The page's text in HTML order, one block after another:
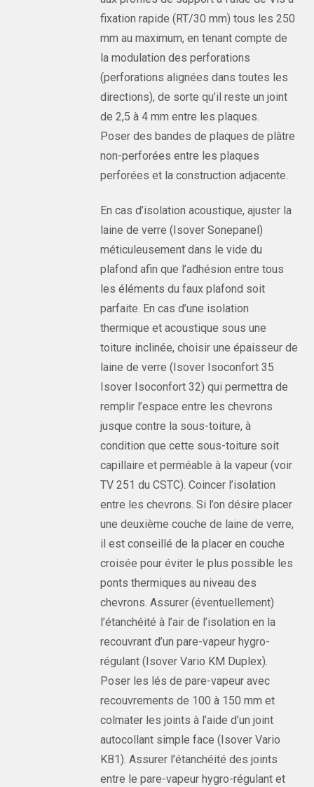
fixation rapide (RT/30 mm) tous les 250
mm au maximum, en tenant compte de
la modulation des perforations
(perforations alignées dans toutes les
directions), de sorte qu’il reste un joint
de 2,5 à 4 mm entre les plaques.
Poser des bandes de plaques de plâtre
non-perforées entre les plaques
perforées et la construction adjacente.
En cas d’isolation acoustique, ajuster la
laine de verre (Isover Sonepanel)
méticuleusement dans le vide du
plafond afin que l’adhésion entre tous
les éléments du faux plafond soit
parfaite. En cas d’une isolation
thermique et acoustique sous une
toiture inclinée, choisir une épaisseur de
laine de verre (Isover Isoconfort 35
Isover Isoconfort 32) qui permettra de
remplir l’espace entre les chevrons
jusque contre la sous-toiture, à
condition que cette sous-toiture soit
capillaire et perméable à la vapeur (voir
TV 251 du CSTC). Coincer l’isolation
entre les chevrons. Si l’on désire placer
une deuxième couche de laine de verre,
il est conseillé de la placer en couche
croisée pour éviter le plus possible les
ponts thermiques au niveau des
chevrons. Assurer (éventuellement)
l’étanchéité à l’air de l’isolation en la
recouvrant d’un pare-vapeur hygro-
régulant (Isover Vario KM Duplex).
Poser les lés de pare-vapeur avec
recouvrements de 100 à 150 mm et
colmater les joints à l’aide d’un joint
autocollant simple face (Isover Vario
KB1). Assurer l’étanchéité des joints
entre le pare-vapeur hygro-régulant et